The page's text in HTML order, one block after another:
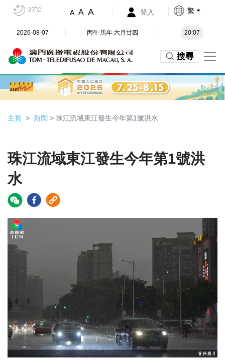
27˚C A A A 登入 繁
2026-08-07 丙午 馬年 六月廿四 20:07
搜尋
主頁 新聞 > 珠江流域東江發生今年第1號洪水
珠江流域東江發生今年第1號洪
水